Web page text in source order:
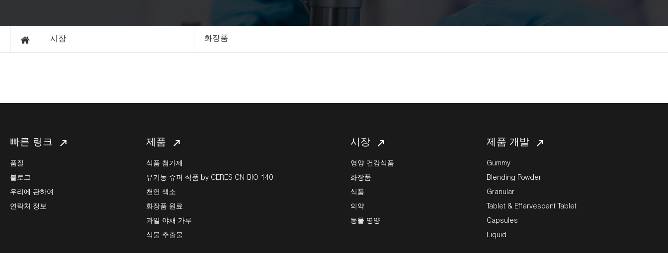
시장 화장품
빠른 링크
품질
블로그
우리에 관하여
연락처 정보
제품
식품 첨가제
유기농 슈퍼 식품 by CERES CN-BIO-140
천연 색소
화장품 원료
과일 야채 가루
식물 추출물
시장
영양 건강식품
화장품
식품
의약
동물 영양
제품 개발
Gummy
Blending Powder
Granular
Tablet & Effervescent Tablet
Capsules
Liquid